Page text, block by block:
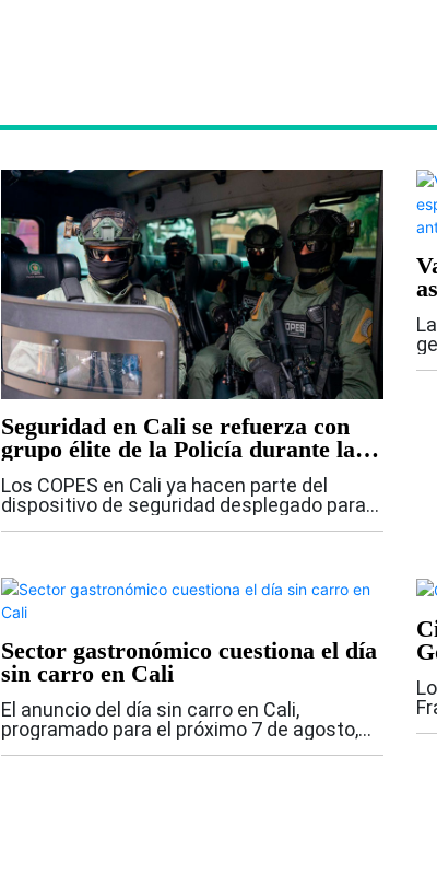
Seguridad en Cali se refuerza con
grupo élite de la Policía durante la
posesión presidencial
Los COPES en Cali ya hacen parte del
dispositivo de seguridad desplegado para
especializado busca...
Sector gastronómico cuestiona el día
sin carro en Cali
El anuncio del día sin carro en Cali,
programado para el próximo 7 de agosto,